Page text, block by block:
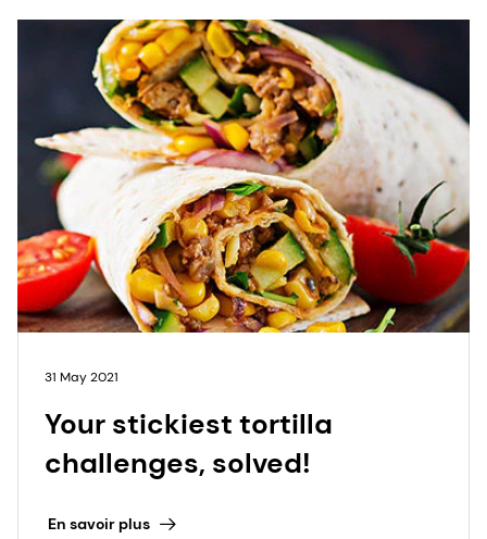
31 May 2021
Your stickiest tortilla
challenges, solved!
En savoir plus